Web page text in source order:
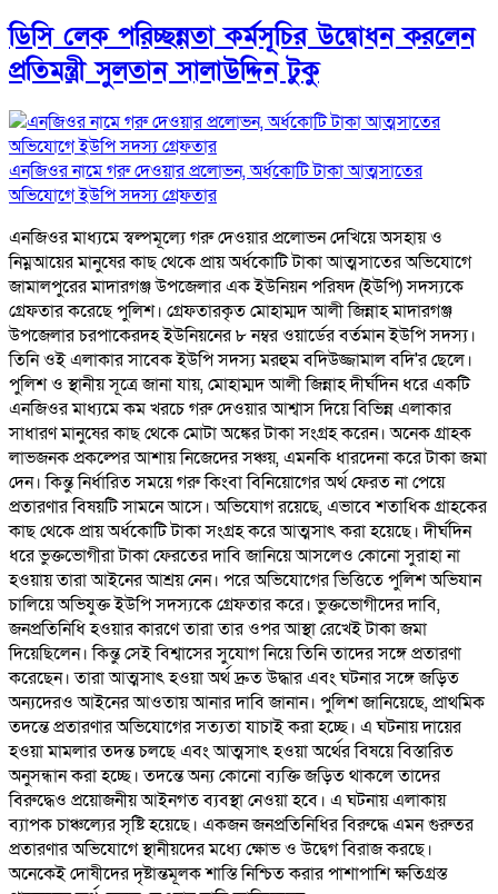
ডিসি লেক পরিচ্ছন্নতা কর্মসূচির উদ্বোধন করলেন
প্রতিমন্ত্রী সুলতান সালাউদ্দিন টুকু
এনজিওর নামে গরু দেওয়ার প্রলোভন, অর্ধকোটি টাকা আত্মসাতের
অভিযোগে ইউপি সদস্য গ্রেফতার
এনজিওর মাধ্যমে স্বল্পমূল্যে গরু দেওয়ার প্রলোভন দেখিয়ে অসহায় ও
নিম্নআয়ের মানুষের কাছ থেকে প্রায় অর্ধকোটি টাকা আত্মসাতের অভিযোগে
জামালপুরের মাদারগঞ্জ উপজেলার এক ইউনিয়ন পরিষদ (ইউপি) সদস্যকে
গ্রেফতার করেছে পুলিশ। গ্রেফতারকৃত মোহাম্মদ আলী জিন্নাহ মাদারগঞ্জ
উপজেলার চরপাকেরদহ ইউনিয়নের ৮ নম্বর ওয়ার্ডের বর্তমান ইউপি সদস্য।
তিনি ওই এলাকার সাবেক ইউপি সদস্য মরহুম বদিউজ্জামাল বদি'র ছেলে।
পুলিশ ও স্থানীয় সূত্রে জানা যায়, মোহাম্মদ আলী জিন্নাহ দীর্ঘদিন ধরে একটি
এনজিওর মাধ্যমে কম খরচে গরু দেওয়ার আশ্বাস দিয়ে বিভিন্ন এলাকার
সাধারণ মানুষের কাছ থেকে মোটা অঙ্কের টাকা সংগ্রহ করেন। অনেক গ্রাহক
লাভজনক প্রকল্পের আশায় নিজেদের সঞ্চয়, এমনকি ধারদেনা করে টাকা জমা
দেন। কিন্তু নির্ধারিত সময়ে গরু কিংবা বিনিয়োগের অর্থ ফেরত না পেয়ে
প্রতারণার বিষয়টি সামনে আসে। অভিযোগ রয়েছে, এভাবে শতাধিক গ্রাহকের
কাছ থেকে প্রায় অর্ধকোটি টাকা সংগ্রহ করে আত্মসাৎ করা হয়েছে। দীর্ঘদিন
ধরে ভুক্তভোগীরা টাকা ফেরতের দাবি জানিয়ে আসলেও কোনো সুরাহা না
হওয়ায় তারা আইনের আশ্রয় নেন। পরে অভিযোগের ভিত্তিতে পুলিশ অভিযান
চালিয়ে অভিযুক্ত ইউপি সদস্যকে গ্রেফতার করে। ভুক্তভোগীদের দাবি,
জনপ্রতিনিধি হওয়ার কারণে তারা তার ওপর আস্থা রেখেই টাকা জমা
দিয়েছিলেন। কিন্তু সেই বিশ্বাসের সুযোগ নিয়ে তিনি তাদের সঙ্গে প্রতারণা
করেছেন। তারা আত্মসাৎ হওয়া অর্থ দ্রুত উদ্ধার এবং ঘটনার সঙ্গে জড়িত
অন্যদেরও আইনের আওতায় আনার দাবি জানান। পুলিশ জানিয়েছে, প্রাথমিক
তদন্তে প্রতারণার অভিযোগের সত্যতা যাচাই করা হচ্ছে। এ ঘটনায় দায়ের
হওয়া মামলার তদন্ত চলছে এবং আত্মসাৎ হওয়া অর্থের বিষয়ে বিস্তারিত
অনুসন্ধান করা হচ্ছে। তদন্তে অন্য কোনো ব্যক্তি জড়িত থাকলে তাদের
বিরুদ্ধেও প্রয়োজনীয় আইনগত ব্যবস্থা নেওয়া হবে। এ ঘটনায় এলাকায়
ব্যাপক চাঞ্চল্যের সৃষ্টি হয়েছে। একজন জনপ্রতিনিধির বিরুদ্ধে এমন গুরুতর
প্রতারণার অভিযোগে স্থানীয়দের মধ্যে ক্ষোভ ও উদ্বেগ বিরাজ করছে।
অনেকেই দোষীদের দৃষ্টান্তমূলক শাস্তি নিশ্চিত করার পাশাপাশি ক্ষতিগ্রস্ত